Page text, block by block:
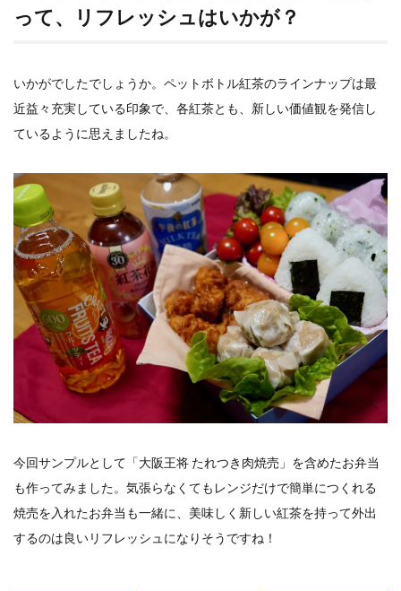
って、リフレッシュはいかが？
いかがでしたでしょうか。ペットボトル紅茶のラインナップは最
近益々充実している印象で、各紅茶とも、新しい価値観を発信し
ているように思えましたね。
今回サンプルとして「大阪王将 たれつき肉焼売」を含めたお弁当
も作ってみました。気張らなくてもレンジだけで簡単につくれる
焼売を入れたお弁当も一緒に、美味しく新しい紅茶を持って外出
するのは良いリフレッシュになりそうですね！